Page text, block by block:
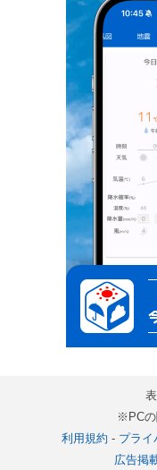
※PCの
利用規約 - プライ
広告掲